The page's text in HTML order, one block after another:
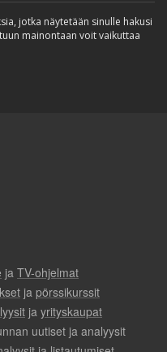
jotka näytetään sinulle hakusi
mainontaan voit vaikuttaa